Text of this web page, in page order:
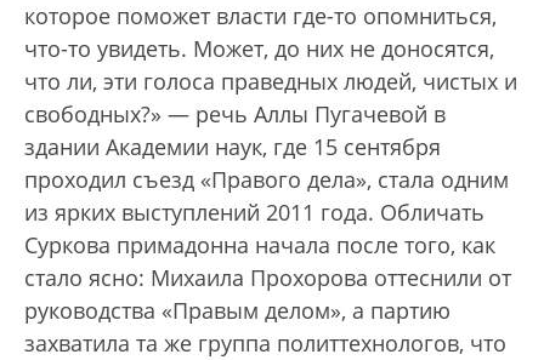
которое поможет власти где-то опомниться,
что-то увидеть. Может, до них не доносятся,
что ли, эти голоса праведных людей, чистых и
свободных?» — речь Аллы Пугачевой в
здании Академии наук, где 15 сентября
проходил съезд «Правого дела», стала одним
из ярких выступлений 2011 года. Обличать
Суркова примадонна начала после того, как
стало ясно: Михаила Прохорова оттеснили от
руководства «Правым делом», а партию
захватила та же группа политтехнологов, что